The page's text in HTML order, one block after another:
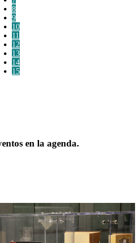
8
9
10
11
12
13
14
15
en la agenda.